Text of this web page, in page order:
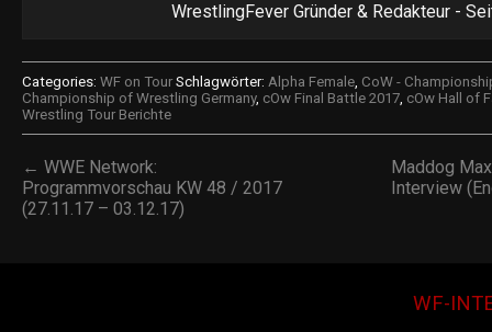
WrestlingFever Gründer & Redakteur -
Categories: WF on Tour Schlagwörter: Alpha Female, CoW -
Championship of Wrestling Germany, cOw Final Battle 2017, cOw Hall of
Wrestling Tour Berichte
← WWE Network:
Programmvorschau KW 48 / 2017
(27.11.17 – 03.12.17)
Maddog
Interview
WF-